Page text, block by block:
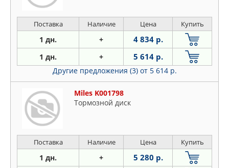
Поставка Наличие Цена Купить
1 дн. + 4 834 р.
1 дн. + 5 614 р.
Другие предложения (3) от 5 614 р.
Miles K001798
Тормозной диск
Поставка Наличие Цена Купить
1 дн. + 5 280 р.